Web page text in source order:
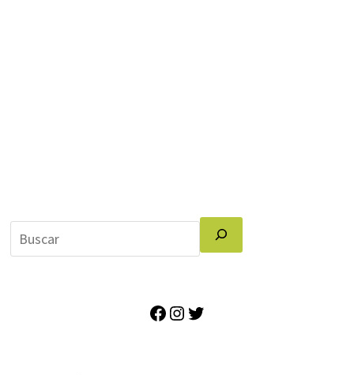
Facebook
Instagram